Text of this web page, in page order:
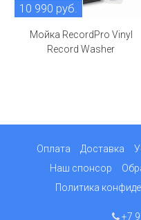
10 990 руб.
Мойка RecordPro Vinyl
Record Washer
Оплата Доставка
Наш спонсор
Политика
+7